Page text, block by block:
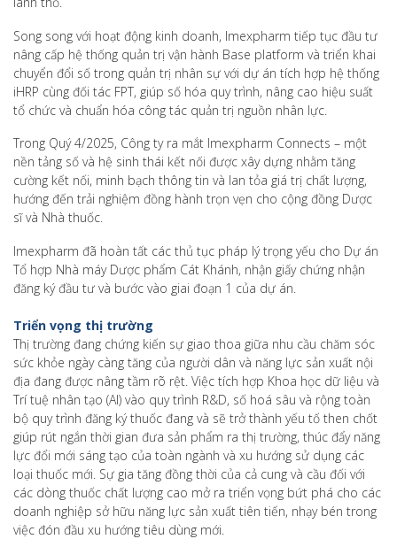
Song song với hoạt động kinh doanh, Imexpharm tiếp tục đầu tư
nâng cấp hệ thống quản trị vận hành Base platform và triển khai
chuyển đổi số trong quản trị nhân sự với dự án tích hợp hệ thống
iHRP cùng đối tác FPT, giúp số hóa quy trình, nâng cao hiệu suất
tổ chức và chuẩn hóa công tác quản trị nguồn nhân lực.
Trong Quý 4/2025, Công ty ra mắt Imexpharm Connects – một
nền tảng số và hệ sinh thái kết nối được xây dựng nhằm tăng
cường kết nối, minh bạch thông tin và lan tỏa giá trị chất lượng,
hướng đến trải nghiệm đồng hành trọn vẹn cho cộng đồng Dược
sĩ và Nhà thuốc.
Imexpharm đã hoàn tất các thủ tục pháp lý trọng yếu cho Dự án
Tổ hợp Nhà máy Dược phẩm Cát Khánh, nhận giấy chứng nhận
đăng ký đầu tư và bước vào giai đoạn 1 của dự án.
Triển vọng thị trường
Thị trường đang chứng kiến sự giao thoa giữa nhu cầu chăm sóc
sức khỏe ngày càng tăng của người dân và năng lực sản xuất nội
địa đang được nâng tầm rõ rệt. Việc tích hợp Khoa học dữ liệu và
Trí tuệ nhân tạo (AI) vào quy trình R&D, số hoá sâu và rộng toàn
bộ quy trình đăng ký thuốc đang và sẽ trở thành yếu tố then chốt
giúp rút ngắn thời gian đưa sản phẩm ra thị trường, thúc đẩy năng
lực đổi mới sáng tạo của toàn ngành và xu hướng sử dụng các
loại thuốc mới. Sự gia tăng đồng thời của cả cung và cầu đối với
các dòng thuốc chất lượng cao mở ra triển vọng bứt phá cho các
doanh nghiệp sở hữu năng lực sản xuất tiên tiến, nhạy bén trong
việc đón đầu xu hướng tiêu dùng mới.